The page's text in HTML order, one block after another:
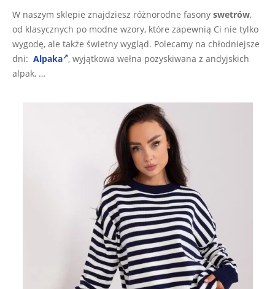
W naszym sklepie znajdziesz różnorodne fasony swetrów,
od klasycznych po modne wzory, które zapewnią Ci nie tylko
wygodę, ale także świetny wygląd. Polecamy na chłodniejsze
dni: Alpaka , wyjątkowa wełna pozyskiwana z andyjskich
alpak, …